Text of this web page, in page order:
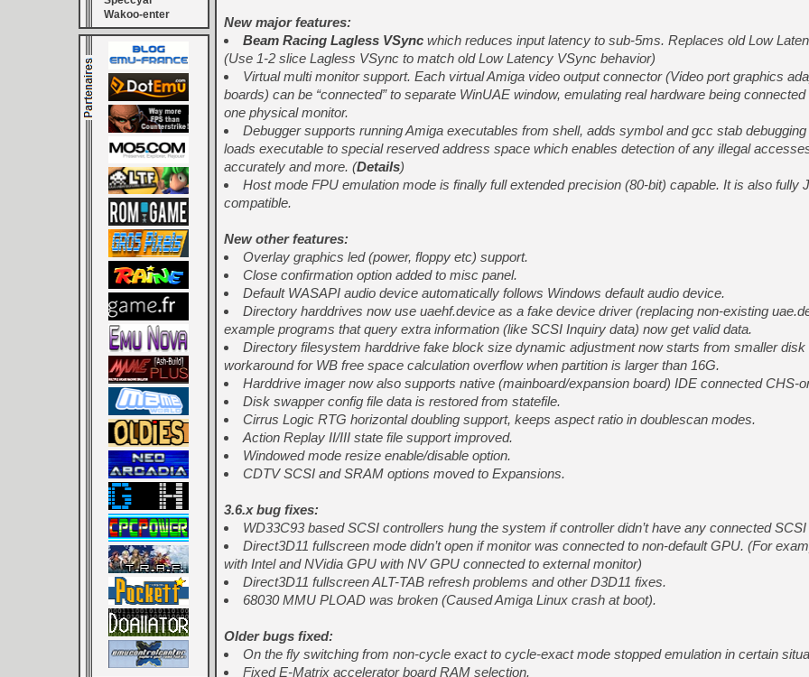
[GK] Déjà des
[Mo5] Brickboy cherche à
[GK] Minecraft et ses «
[GK] Beast of
[GK] Ubisoft : fin de partie
[GK] Mémoire cash -
[GK] Dan Houser (GTA)
[GK] Comment EA Sports
[GK] Crimson Moon : un
[GK] Isle of Reveries : le
[GK] Moonlighter 2 : The
[GK] Capcom relance
[Mo5] Deux inédits du
Wakoo-enter
New major features:
Beam Racing Lagless VSync which reduces input latency to sub-5ms. Replaces old Low
(Use 1-2 slice Lagless VSync to match old Low Latency VSync behavior)
Virtual multi monitor support. Each virtual Amiga video output connector (Video port graphics
boards) can be “connected” to separate WinUAE window, emulating real hardware being
one physical monitor.
Debugger supports running Amiga executables from shell, adds symbol and gcc stab
loads executable to special reserved address space which enables detection of any illegal
accurately and more. (Details)
Host mode FPU emulation mode is finally full extended precision (80-bit) capable. It is also fully
compatible.
New other features:
Overlay graphics led (power, floppy etc) support.
Close confirmation option added to misc panel.
Default WASAPI audio device automatically follows Windows default audio device.
Directory harddrives now use uaehf.device as a fake device driver (replacing non-existing
example programs that query extra information (like SCSI Inquiry data) now get valid data.
Directory filesystem harddrive fake block size dynamic adjustment now starts from smaller disk
workaround for WB free space calculation overflow when partition is larger than 16G.
Harddrive imager now also supports native (mainboard/expansion board) IDE connected CHS-
Disk swapper config file data is restored from statefile.
Cirrus Logic RTG horizontal doubling support, keeps aspect ratio in doublescan modes.
Action Replay II/III state file support improved.
Windowed mode resize enable/disable option.
CDTV SCSI and SRAM options moved to Expansions.
3.6.x bug fixes:
WD33C93 based SCSI controllers hung the system if controller didn’t have any connected
Direct3D11 fullscreen mode didn’t open if monitor was connected to non-default GPU. (For
with Intel and NVidia GPU with NV GPU connected to external monitor)
Direct3D11 fullscreen ALT-TAB refresh problems and other D3D11 fixes.
68030 MMU PLOAD was broken (Caused Amiga Linux crash at boot).
Older bugs fixed:
On the fly switching from non-cycle exact to cycle-exact mode stopped emulation in certain
Fixed E-Matrix accelerator board RAM selection.